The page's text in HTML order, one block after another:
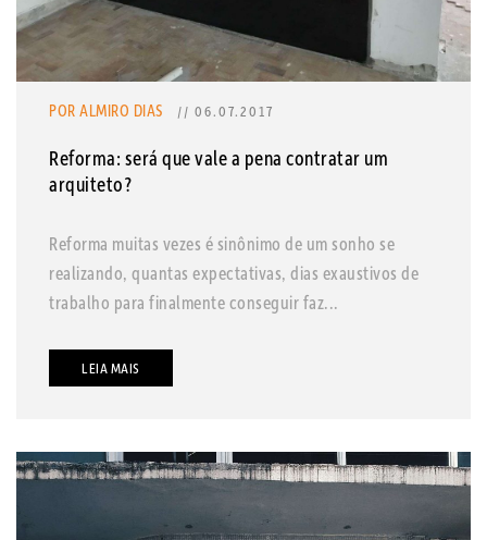
POR ALMIRO DIAS // 06.07.2017
Reforma: será que vale a pena contratar um
arquiteto?
Reforma muitas vezes é sinônimo de um sonho se
realizando, quantas expectativas, dias exaustivos de
trabalho para finalmente conseguir faz...
LEIA MAIS